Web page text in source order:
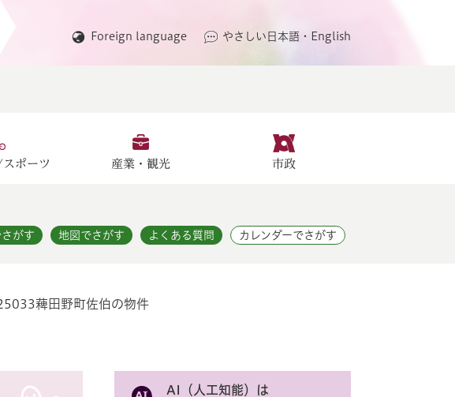
Foreign language やさしい日本語・English
ポーツ 産業・観光 市政
がす 地図でさがす よくある質問 カレンダーでさがす
薭田野町佐伯の物件
AI（人工知能）は